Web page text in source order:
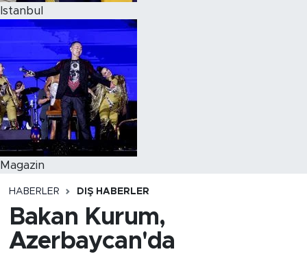
Istanbul
Magazin
HABERLER DIŞ HABERLER
Bakan Kurum,
Azerbaycan'da